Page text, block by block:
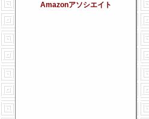
Amazonアソシエイト